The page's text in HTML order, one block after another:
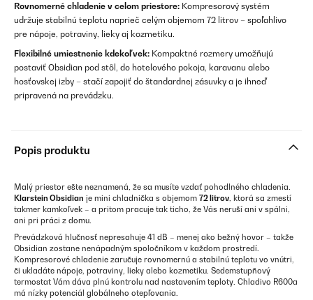
Rovnomerné chladenie v celom priestore: Kompresorový systém
udržuje stabilnú teplotu naprieč celým objemom 72 litrov – spoľahlivo
pre nápoje, potraviny, lieky aj kozmetiku.
Flexibilné umiestnenie kdekoľvek: Kompaktné rozmery umožňujú
postaviť Obsidian pod stôl, do hotelového pokoja, karavanu alebo
hosťovskej izby – stačí zapojiť do štandardnej zásuvky a je ihneď
pripravená na prevádzku.
Popis produktu
Malý priestor ešte neznamená, že sa musíte vzdať pohodlného chladenia.
Klarstein Obsidian je mini chladnička s objemom 72 litrov, ktorá sa zmestí
takmer kamkoľvek – a pritom pracuje tak ticho, že Vás neruší ani v spálni,
ani pri práci z domu.
Prevádzková hlučnosť nepresahuje 41 dB – menej ako bežný hovor – takže
Obsidian zostane nenápadným spoločníkom v každom prostredí.
Kompresorové chladenie zaručuje rovnomernú a stabilnú teplotu vo vnútri,
či ukladáte nápoje, potraviny, lieky alebo kozmetiku. Sedemstupňový
termostat Vám dáva plnú kontrolu nad nastavením teploty. Chladivo R600a
má nízky potenciál globálneho otepľovania.